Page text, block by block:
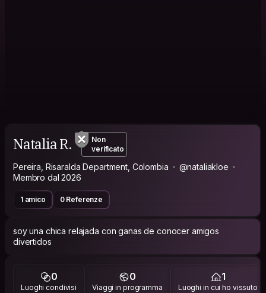
Natalia R.
Non
verificato
Pereira, Risaralda Department, Colombia
@nataliakloe
Membro dal 2026
1 amico 0 Referenze
soy una chica relajada con ganas de conocer amigos
divertidos
0
Luoghi condivisi
0
Viaggi in programma
1
Luoghi in cui ho vissuto